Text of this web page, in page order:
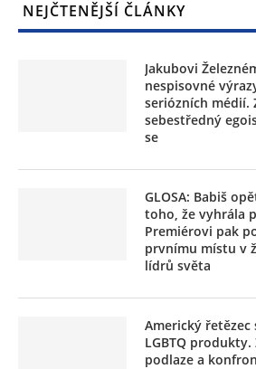
NEJČTENĚJŠÍ ČLÁNKY
Jakubovi
nespisovné
seriózních médií.
sebestředný
se
GLOSA: Babiš
toho, že vyhrála
Premiérovi pak
prvnímu místu v
lídrů světa
Americký
LGBTQ
podlaze a